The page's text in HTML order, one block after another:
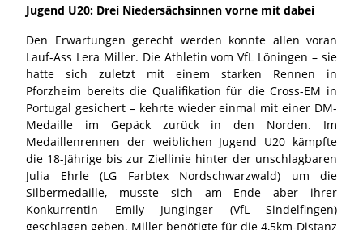
Jugend U20: Drei Niedersächsinnen vorne mit dabei
Den Erwartungen gerecht werden konnte allen voran
Lauf-Ass Lera Miller. Die Athletin vom VfL Löningen – sie
hatte sich zuletzt mit einem starken Rennen in
Pforzheim bereits die Qualifikation für die Cross-EM in
Portugal gesichert – kehrte wieder einmal mit einer DM-
Medaille im Gepäck zurück in den Norden. Im
Medaillenrennen der weiblichen Jugend U20 kämpfte
die 18-Jährige bis zur Ziellinie hinter der unschlagbaren
Julia Ehrle (LG Farbtex Nordschwarzwald) um die
Silbermedaille, musste sich am Ende aber ihrer
Konkurrentin Emily Junginger (VfL Sindelfingen)
geschlagen geben. Miller benötigte für die 4,5km-Distanz